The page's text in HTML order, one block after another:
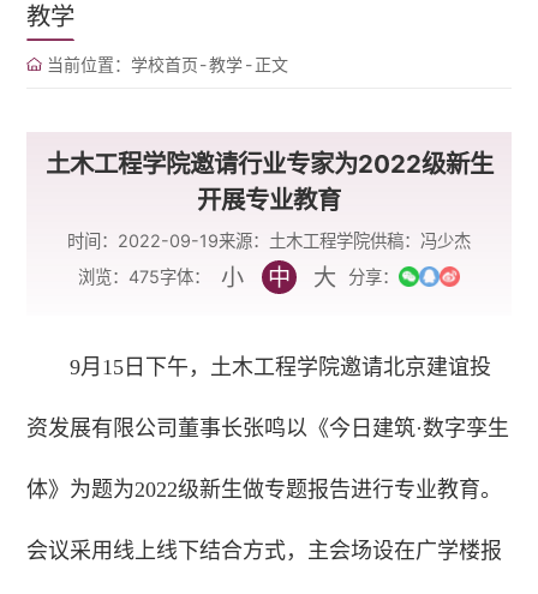
教学
当前位置： 学校首页-教学-正文
土木工程学院邀请行业专家为2022级新生
开展专业教育
时间：2022-09-19来源：土木工程学院供稿：冯少杰
浏览： 475字体： 小 中 大 分享：
9月15日下午，土木工程学院邀请北京建谊投
资发展有限公司董事长张鸣以《今日建筑·数字孪生
体》为题为2022级新生做专题报告进行专业教育。
会议采用线上线下结合方式，主会场设在广学楼报